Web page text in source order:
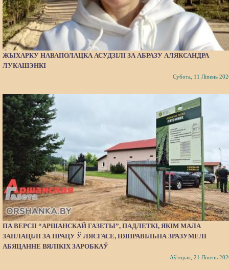
ЖЫХАРКУ НАВАПОЛАЦКА АСУДЗІЛІ ЗА АБРАЗУ АЛЯКСАНДРА
ЛУКАШЭНКІ
Субота, 11 Ліпень
ПА ВЕРСІІ “АРШАНСКАЙ ГАЗЕТЫ”, ПАДЛЕТКІ, ЯКІМ МАЛА
ЗАПЛАЦІЛІ ЗА ПРАЦУ Ў ЛЯСГАСЕ, НЯПРАВІЛЬНА ЗРАЗУМЕЛІ
АБЯЦАННЕ ВЯЛІКІХ ЗАРОБКАЎ
Аўторак, 21 Ліпень